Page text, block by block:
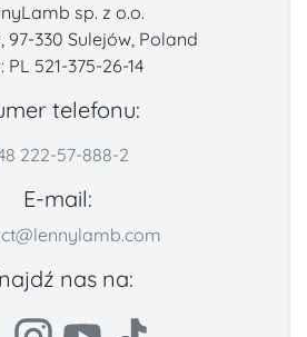
sp. z o.o.
97-330 Sulejów, Poland
PL 521-375-26-14
telefonu:
222-57-888-2
E-mail:
nas na: